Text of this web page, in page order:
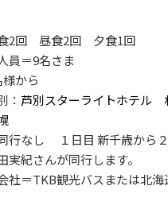
2回 昼食2回 夕食1回
員＝9名さま
から
： 芦別スターライトホテル
行なし １日目 新千歳から
実紀さんが同行します。
社＝TKB観光バスまたは北海